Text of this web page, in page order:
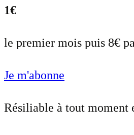
1€
le premier mois puis 8€
Je m'abonne
Résiliable à tout moment